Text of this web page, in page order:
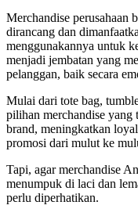
Merchandise perusahaan
dirancang dan
menggunakannya untuk
menjadi jembatan yang
pelanggan, baik secara
Mulai dari tote bag,
pilihan merchandise yang
brand, meningkatkan
promosi dari mulut ke
Tapi, agar merchandise
menumpuk di laci dan
perlu diperhatikan.